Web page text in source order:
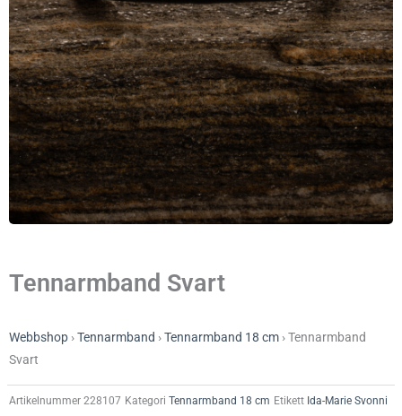
Tennarmband Svart
Webbshop ›Tennarmband ›Tennarmband 18 cm ›Tennarmband
Svart
Artikelnummer 228107 Kategori Tennarmband 18 cm Etikett Ida-Marie Svonni